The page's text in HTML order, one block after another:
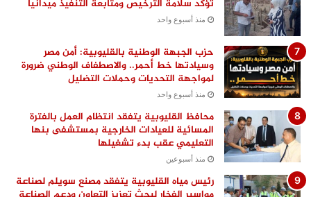
تؤكد سلامة الترخيص ومتابعة التنفيذ ميدانيًا
منذ أسبوع واحد
حزب الجبهة الوطنية بالقليوبية: أمن مصر
وسيادتها خط أحمر.. والاصطفاف الوطني ضرورة
لمواجهة التحديات وحملات التضليل
منذ أسبوع واحد
محافظ القليوبية يتفقد انتظام العمل بالفترة
المسائية للعيادات الخارجية بمستشفى بنها
التعليمي عقب بدء تشغيلها
منذ أسبوعين
رئيس مياه القليوبية يتفقد مصنع سويلم لصناعة